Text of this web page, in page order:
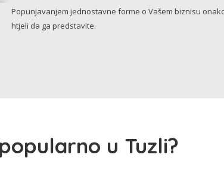
Popunjavanjem jednostavne forme o Vašem biznisu
htjeli da ga predstavite.
u Tuzli?